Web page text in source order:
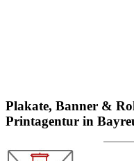
Plakate, Banner &
Printagentur in